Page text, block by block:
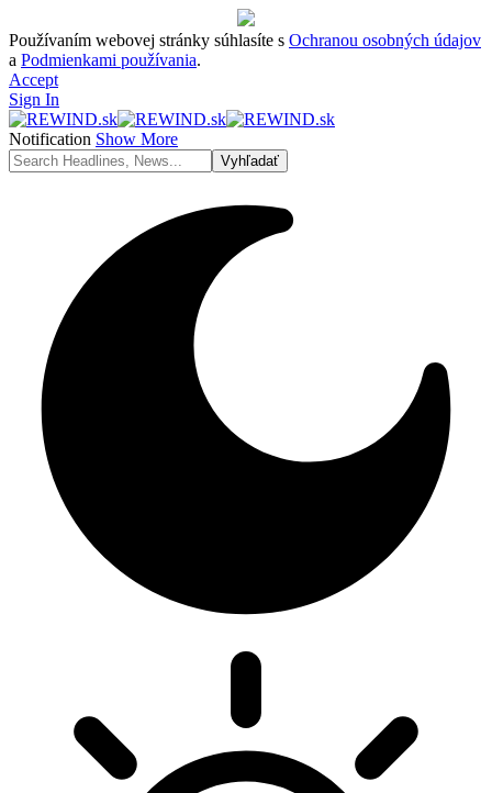
Používaním webovej stránky súhlasíte s Ochranou osobných údajov
a Podmienkami používania.
Accept
Sign In
Notification Show More